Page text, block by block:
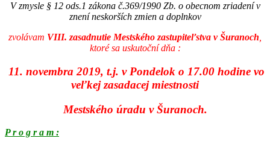
V zmysle § 12 ods.1 zákona č.369/1990 Zb. o obecnom zriadení v
znení neskorších zmien a doplnkov
zvolávam VIII. zasadnutie Mestského zastupiteľstva v Šuranoch
ktoré sa uskutoční dňa :
11. novembra 2019, t.j. v Pondelok o 17.00 hodine vo
veľkej zasadacej miestnosti
Mestského úradu v Šuranoch.
P r o g r a m :